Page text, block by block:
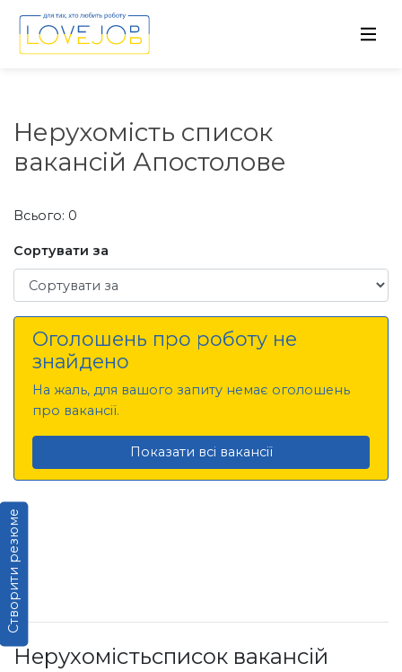
Створити резюме
Нерухомість список
вакансій Апостолове
Всього: 0
Сортувати за
Сортувати за
Оголошень про роботу не
знайдено
На жаль, для вашого запиту немає оголошень
про вакансії.
Показати всі вакансії
Нерухомістьсписок вакансій